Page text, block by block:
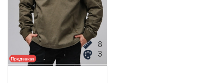
Предзаказ
8
3